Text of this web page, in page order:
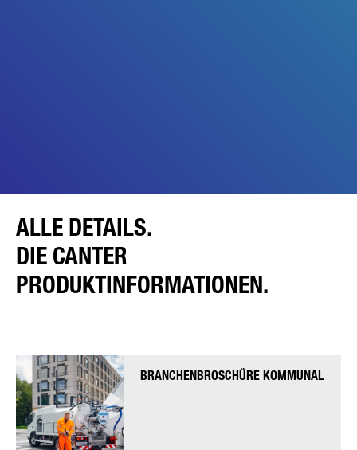
ALLE DETAILS.
DIE CANTER
PRODUKTINFORMATIONEN.
BRANCHENBROSCHÜRE KOMMUNAL